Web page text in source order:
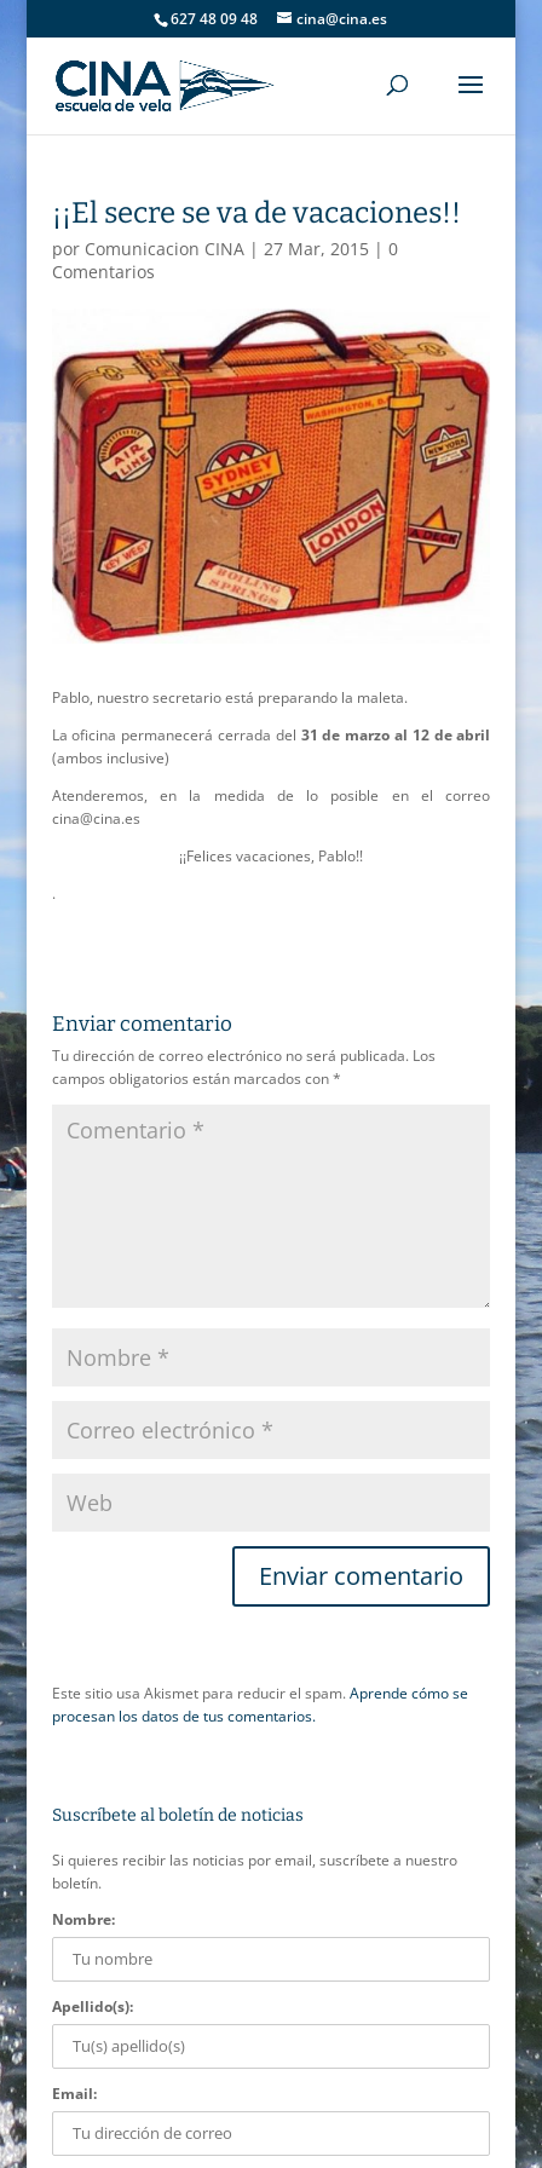
627 48 09 48 cina@cina.es
¡¡El secre se va de vacaciones!!
por Comunicacion CINA| 27 Mar, 2015| 0
Comentarios
Pablo, nuestro secretario está preparando la maleta.
La oficina permanecerá cerrada del 31 de marzo al 12 de abril
(ambos inclusive)
Atenderemos, en la medida de lo posible en el correo
cina@cina.es
¡¡Felices vacaciones, Pablo!!
.
Enviar comentario
Tu dirección de correo electrónico no será publicada. Los
campos obligatorios están marcados con*
Este sitio usa Akismet para reducir el spam.Aprende cómo se
procesan los datos de tus comentarios.
Suscríbete al boletín de noticias
Si quieres recibir las noticias por email, suscríbete a nuestro
boletín.
Nombre:
Apellido(s):
Email: